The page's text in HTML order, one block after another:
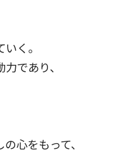
く。
であり、
心をもって、